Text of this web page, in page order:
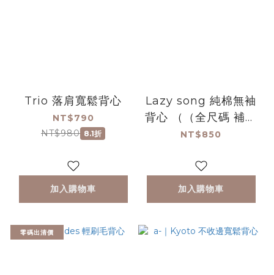
Trio 落肩寬鬆背心
NT$790
NT$980 8.1折
加入購物車
Lazy song 純棉無袖
背心 （（全尺碼 補貨
上架-白）
NT$850
加入購物車
零碼出清價